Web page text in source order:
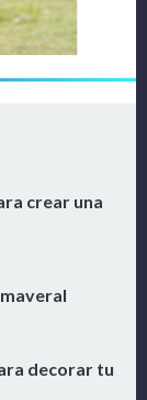
crear una
decorar tu